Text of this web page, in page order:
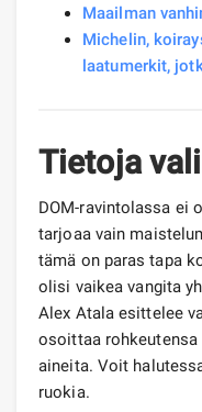
Maailman
Michelin,
laatumerkit,
Tietoja
DOM-ravintolassa ei
tarjoaa vain
tämä on paras tapa
olisi vaikea vangita
Alex Atala esittelee
osoittaa
aineita. Voit
ruokia.